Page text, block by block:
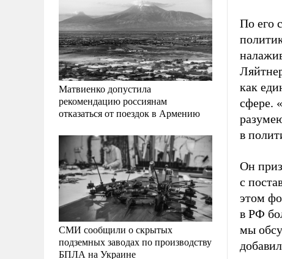
Матвиенко допустила
рекомендацию россиянам
отказаться от поездок в Армению
СМИ сообщили о скрытых
подземных заводах по производству
БПЛА на Украине
По его
как
сфере.
в
Он
с
этом
в РФ
мы